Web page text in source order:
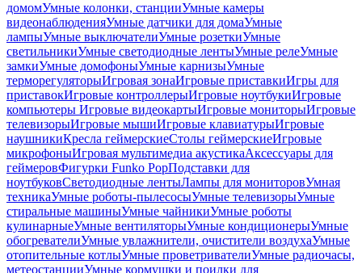
домомУмные колонки, станцииУмные камеры
видеонаблюденияУмные датчики для домаУмные
лампыУмные выключателиУмные розеткиУмные
светильникиУмные светодиодные лентыУмные релеУмные
замкиУмные домофоныУмные карнизыУмные
терморегуляторыИгровая зонаИгровые приставкиИгры для
приставокИгровые контроллерыИгровые ноутбукиИгровые
компьютеры Игровые видеокартыИгровые мониторыИгровые
телевизорыИгровые мышиИгровые клавиатурыИгровые
наушникиКресла геймерскиеСтолы геймерскиеИгровые
микрофоныИгровая мультимедиа акустикаАксессуары для
геймеровФигурки Funko PopПодставки для
ноутбуковСветодиодные лентыЛампы для мониторовУмная
техникаУмные роботы-пылесосыУмные телевизорыУмные
стиральные машиныУмные чайникиУмные роботы
кулинарныеУмные вентиляторыУмные кондиционерыУмные
обогревателиУмные увлажнители, очистители воздухаУмные
отопительные котлыУмные проветривателиУмные радиочасы,
метеостанцииУмные кормушки и поилки для